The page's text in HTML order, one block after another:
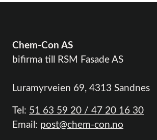
Chem-Con AS
bifirma till RSM Fasade AS
Luramyrveien 69, 4313 Sandnes
Tel: 51 63 59 20 / 47 20 16 30
Email: post@chem-con.no